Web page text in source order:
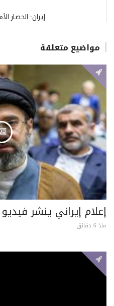
إيران: الحصار
مواضيع متعلقة
إعلام إيراني ينشر
منذ 6 دقائق